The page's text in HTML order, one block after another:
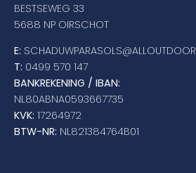
BESTSEWEG 33
5688 NP OIRSCHOT
E:
T: 0499 570 147
BANKREKENING / IBAN:
NL80ABNA0593667735
KVK: 17264972
BTW-NR: NL821384764B01